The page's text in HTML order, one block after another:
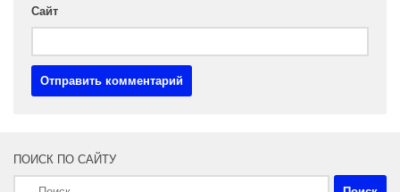
Сайт
ПОИСК ПО САЙТУ
Найти: